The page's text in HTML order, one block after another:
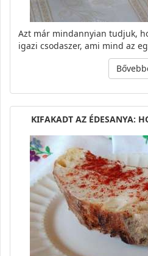
Azt már mindannyian tudjuk,
igazi csodaszer, ami mind az
KIFAKADT AZ ÉDESANYA: